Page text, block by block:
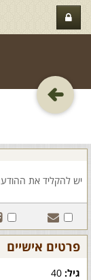
פרטים אישיים
גיל: